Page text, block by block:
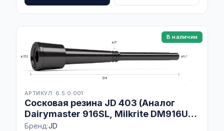
В наличии
АРТИКУЛ: 6.5.0.001
Сосковая резина JD 403 (Аналог
Dairymaster 916SL, Milkrite DМ916U),
Комплект 4 шт
Бренд:JD